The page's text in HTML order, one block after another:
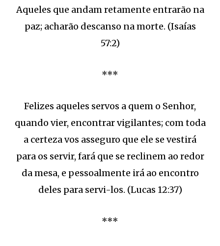
Aqueles que andam retamente entrarão na
paz; acharão descanso na morte. (Isaías
57:2)
***
Felizes aqueles servos a quem o Senhor,
quando vier, encontrar vigilantes; com toda
a certeza vos asseguro que ele se vestirá
para os servir, fará que se reclinem ao redor
da mesa, e pessoalmente irá ao encontro
deles para servi-los. (Lucas 12:37)
***